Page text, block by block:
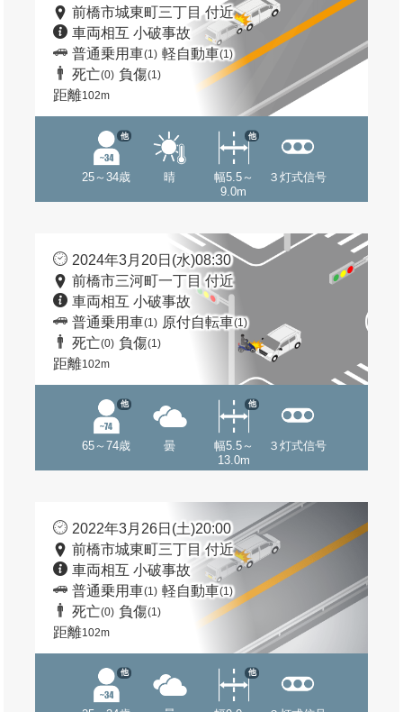
前橋市城東町三丁目 付近
車両相互 小破事故
普通乗用車(1) 軽自動車(1)
死亡(0) 負傷(1)
距離102m
25～34歳
他
晴
幅5.5～
9.0m
他
３灯式信号
2024年3月20日(水)08:30
前橋市三河町一丁目 付近
車両相互 小破事故
普通乗用車(1) 原付自転車(1)
死亡(0) 負傷(1)
距離102m
65～74歳
他
曇
幅5.5～
13.0m
他
３灯式信号
2022年3月26日(土)20:00
前橋市城東町三丁目 付近
車両相互 小破事故
普通乗用車(1) 軽自動車(1)
死亡(0) 負傷(1)
距離102m
他 他